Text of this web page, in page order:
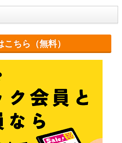
ちら（無料）